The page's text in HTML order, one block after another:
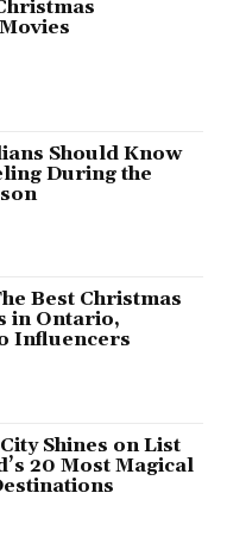
Should Know
During the
Best Christmas
in Ontario,
Influencers
Shines on List
20 Most Magical